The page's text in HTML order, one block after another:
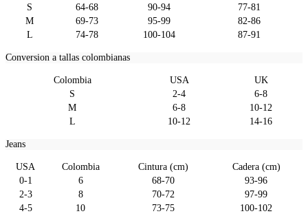
S
64-68 90-94
77-81
M
69-73 95-99
82-86
L
74-78 100-104 87-91
Conversion a tallas colombianas
Colombia USA
UK
S
2-4
6-8
M
6-8
10-12
L
10-12 14-16
Jeans
USA Colombia Cintura (cm)
Cadera (cm)
0-1
6 68-70
93-96
2-3
8 70-72
97-99
4-5
10 73-75
100-102